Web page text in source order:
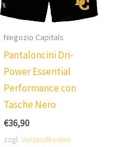
Negozio Capitals
Pantaloncini Dri-
Power Essential
Performance con
Tasche Nero
€36,90
zzgl.Versandkosten